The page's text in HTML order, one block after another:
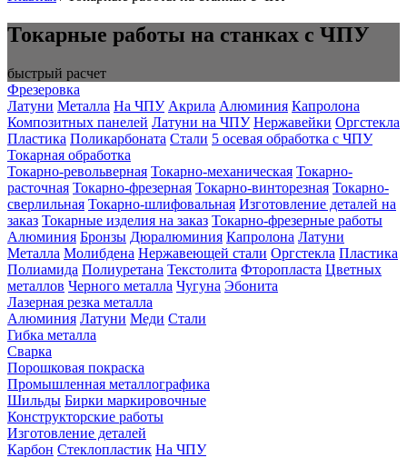
Токарные работы на станках с ЧПУ
быстрый расчет
Фрезеровка
Латуни Металла На ЧПУ Акрила Алюминия Капролона
Композитных панелей Латуни на ЧПУ Нержавейки Оргстекла
Пластика Поликарбоната Стали 5 осевая обработка с ЧПУ
Токарная обработка
Токарно-револьверная Токарно-механическая Токарно-
расточная Токарно-фрезерная Токарно-винторезная Токарно-
сверлильная Токарно-шлифовальная Изготовление деталей на
заказ Токарные изделия на заказ Токарно-фрезерные работы
Алюминия Бронзы Дюралюминия Капролона Латуни
Металла Молибдена Нержавеющей стали Оргстекла Пластика
Полиамида Полиуретана Текстолита Фторопласта Цветных
металлов Черного металла Чугуна Эбонита
Лазерная резка металла
Алюминия Латуни Меди Стали
Гибка металла
Cварка
Порошковая покраска
Промышленная металлографика
Шильды Бирки маркировочные
Конструкторские работы
Изготовление деталей
Карбон Стеклопластик На ЧПУ